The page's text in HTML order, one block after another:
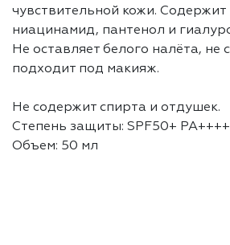
чувствительной кожи.
ниацинамид, пантенол и
Не оставляет белого налёта, не
подходит под макияж.
Не содержит спирта и отдушек.
Степень защиты: SPF50+ PA++++
Объем: 50 мл